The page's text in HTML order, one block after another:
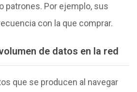
patrones. Por ejemplo, sus
con la que comprar.
de datos en la red
que se producen al navegar